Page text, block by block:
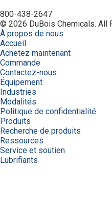
800-438-2647
© 2026 DuBois Chemicals. All
À propos de nous
Accueil
Achetez maintenant
Commande
Contactez-nous
Équipement
Industries
Modalités
Politique de confidentialité
Produits
Recherche de produits
Ressources
Service et soutien
Lubrifiants